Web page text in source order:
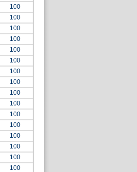
100
100
100
100
100
100
100
100
100
100
100
100
100
100
100
100